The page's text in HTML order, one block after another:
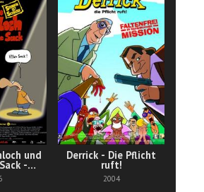
und
-
Derrick - Die Pflicht
ruft!
2004